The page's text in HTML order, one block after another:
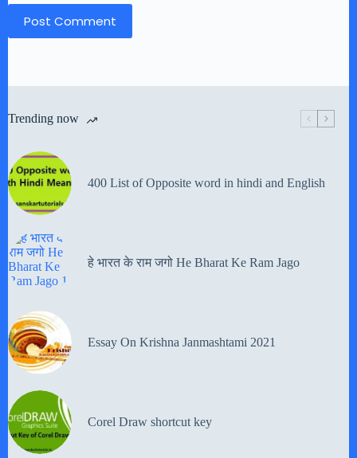
Post Comment
Trending now
400 List of Opposite word in hindi and English
हे भारत के राम जगो He Bharat Ke Ram Jago
Essay On Krishna Janmashtami 2021
Corel Draw shortcut key